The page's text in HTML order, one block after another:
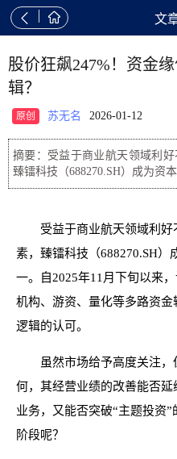
  文
股价狂飙247%！资金
辑？
原创 苏无名 2026-01-12
摘要：受益于商业航天领域利
臻镭科技（688270.SH）成为资
受益于商业航天领域利
素，臻镭科技（688270.SH）
一。自2025年11月下旬以来
机构、游资、量化等多路资
逻辑的认可。
虽然市场给予高度关注
何，其经营业绩的改善能否
业务，又能否突破“主题投资
阶段呢？